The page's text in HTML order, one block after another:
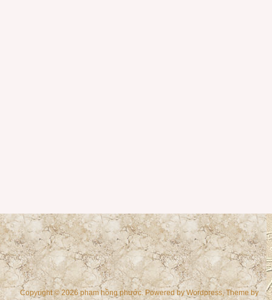
Copyright © 2026 phạm hồng phước. Powered byWordpress, Theme by